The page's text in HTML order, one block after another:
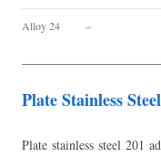
Alloy 24 –
Plate Stainless
Plate stainless steel 201